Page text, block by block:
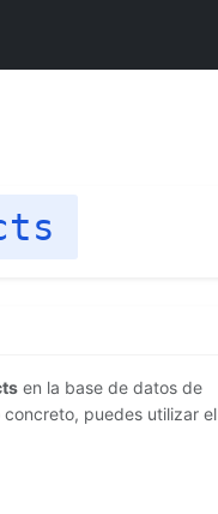
en la base de datos de
puedes utilizar el